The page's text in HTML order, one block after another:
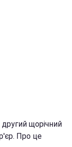
щорічний
Про це